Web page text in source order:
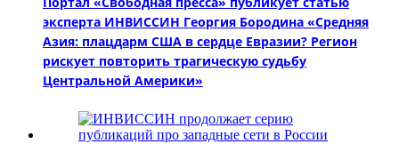
эксперта ИНВИССИН Георгия Бородина «Средняя
Азия: плацдарм США в сердце Евразии? Регион
рискует повторить трагическую судьбу
Центральной Америки»